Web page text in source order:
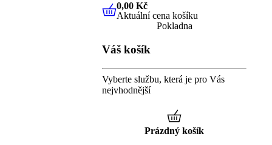
0,00 KčAktuální cena košíku
0,00 Kč
Aktuální cena košíku
Pokladna
Váš košík
Vyberte službu, která je pro Vás
nejvhodnější
Prázdný košík